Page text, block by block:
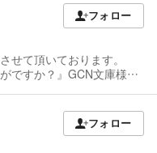
せて頂いております。
ですか？』GCN文庫様よ
フォロー
フォロー